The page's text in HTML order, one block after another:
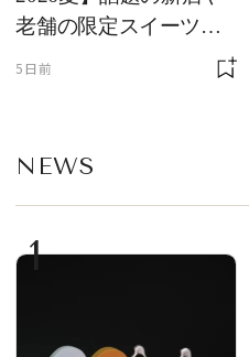
老舗の限定スイーツを
ゲット【＃SPURおやつ
5日前
NEWS
1